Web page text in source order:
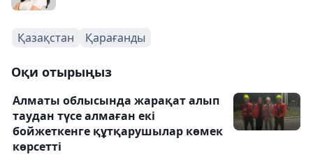
Қазақстан Қарағанды
Оқи отырыңыз
Алматы облысында жарақат алып
таудан түсе алмаған екі
бойжеткенге құтқарушылар көмек
көрсетті